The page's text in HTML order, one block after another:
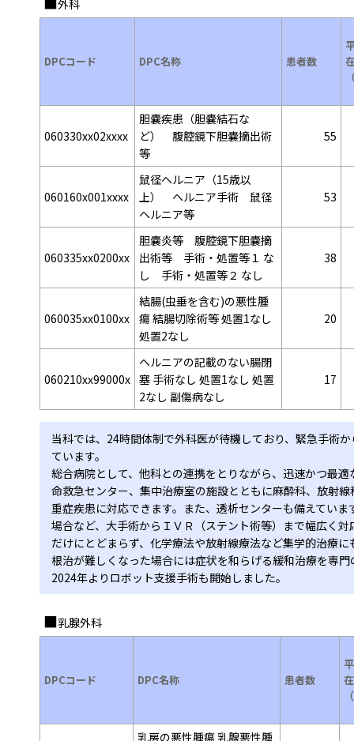
外科
DPCコード DPC名称 患者数
060330xx02xxxx
胆嚢疾患（胆嚢結石な
ど） 腹腔鏡下胆嚢摘出術
等
55
060160x001xxxx
鼠径ヘルニア（15歳以
上） ヘルニア手術 鼠径
ヘルニア等
53
060335xx0200xx
胆嚢炎等 腹腔鏡下胆嚢摘
出術等 手術・処置等１ な
し 手術・処置等２ なし
38
060035xx0100xx
結腸(虫垂を含む)の悪性腫
瘍 結腸切除術等 処置1なし
処置2なし
20
060210xx99000x
ヘルニアの記載のない腸閉
塞 手術なし 処置1なし 処置
2なし 副傷病なし
17
当科では、24時間体制で外科医が待機しており、緊急手術
ています。
総合病院として、他科との連携をとりながら、迅速かつ最
命救急センター、集中治療室の施設とともに麻酔科、放射
重症疾患に対応できます。また、透析センターも備えてい
場合など、大手術からＩＶＲ（ステント術等）まで幅広く
だけにとどまらず、化学療法や放射線療法など集学的治療
根治が難しくなった場合には症状を和らげる緩和治療を専
2024年よりロボット支援手術も開始しました。
乳腺外科
DPCコード DPC名称 患者数
乳房の悪性腫瘍 乳腺悪性腫